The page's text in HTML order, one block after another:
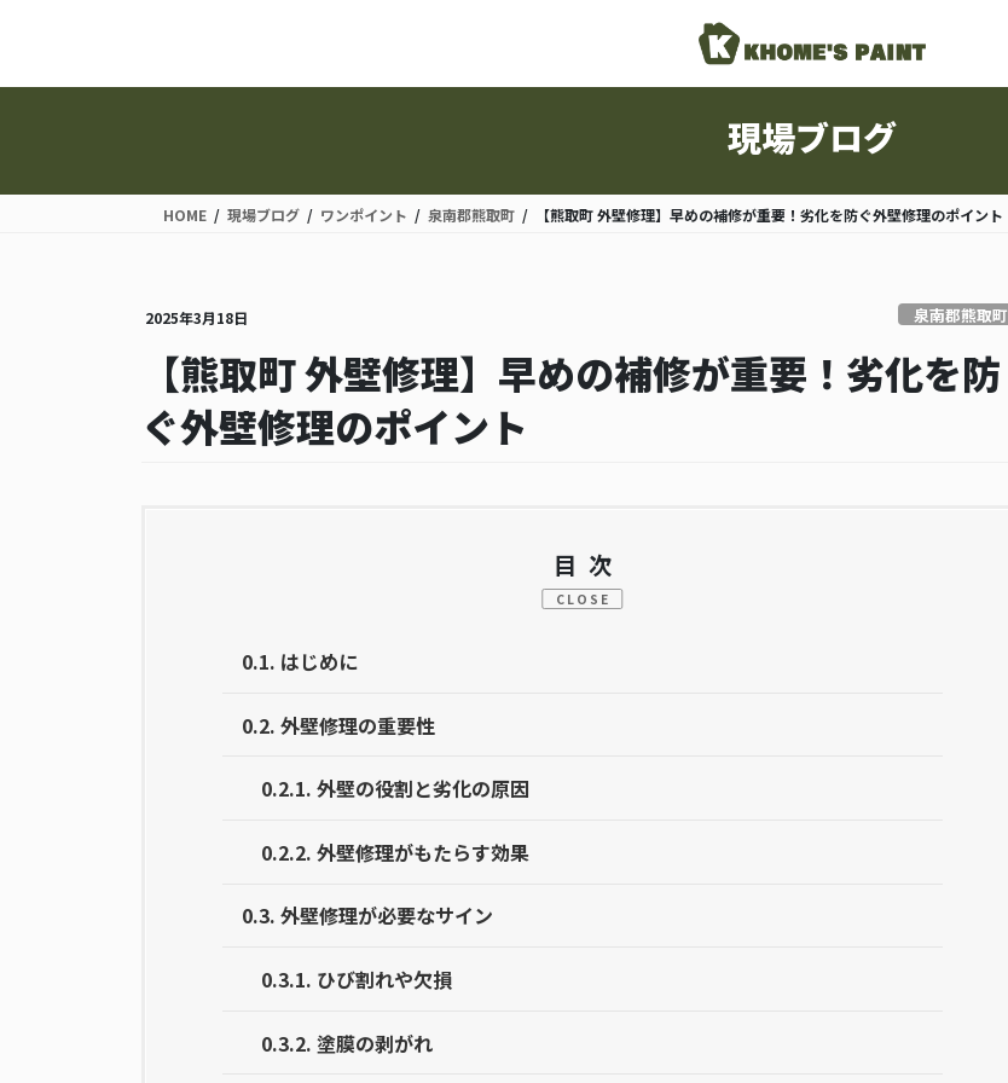
移
ン
現場ブログ
HOME 現場ブログ ワンポイント 泉南郡熊取町 【熊取町 外壁修理】早めの補修が重要！劣化を防ぐ外壁修理のポイント
2025年3月18日 泉南郡熊取町
【熊取町 外壁修理】早めの補修が重要！劣化を防
ぐ外壁修理のポイント
目次
CLOSE
0.1. はじめに
0.2. 外壁修理の重要性
0.2.1. 外壁の役割と劣化の原因
0.2.2. 外壁修理がもたらす効果
0.3. 外壁修理が必要なサイン
0.3.1. ひび割れや欠損
0.3.2. 塗膜の剥がれ